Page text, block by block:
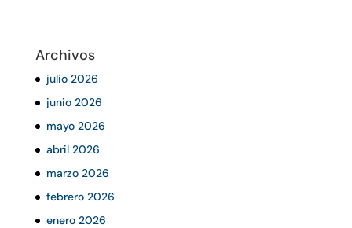
Archivos
julio 2026
junio 2026
mayo 2026
abril 2026
marzo 2026
febrero 2026
enero 2026